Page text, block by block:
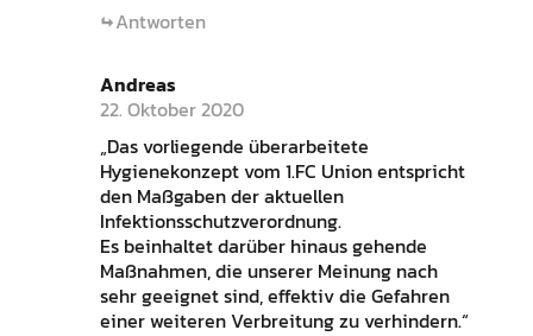
Antworten
Andreas
22. Oktober 2020
„Das vorliegende überarbeitete
Hygienekonzept vom 1.FC Union entspricht
den Maßgaben der aktuellen
Infektionsschutzverordnung.
Es beinhaltet darüber hinaus gehende
Maßnahmen, die unserer Meinung nach
sehr geeignet sind, effektiv die Gefahren
einer weiteren Verbreitung zu verhindern.“